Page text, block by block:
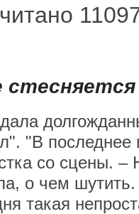
"В последнее
со сцены.
о чем
такая